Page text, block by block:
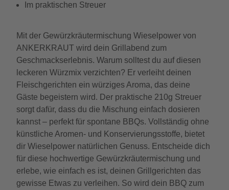
Im praktischen Streuer
Mit der Gewürzkräutermischung Wieselpower von
ANKERKRAUT wird dein Grillabend zum
Geschmackserlebnis. Warum solltest du auf diesen
leckeren Würzmix verzichten? Er verleiht deinen
Fleischgerichten ein würziges Aroma, das deine
Gäste begeistern wird. Der praktische 210g Streuer
sorgt dafür, dass du die Mischung einfach dosieren
kannst – perfekt für spontane BBQs. Vollständig ohne
künstliche Aromen- und Konservierungsstoffe, bietet
dir Wieselpower natürlichen Genuss. Entscheide dich
für diese hochwertige Gewürzkräutermischung und
erlebe, wie einfach es ist, deinen Grillgerichten das
gewisse Etwas zu verleihen. So wird dein BBQ zum